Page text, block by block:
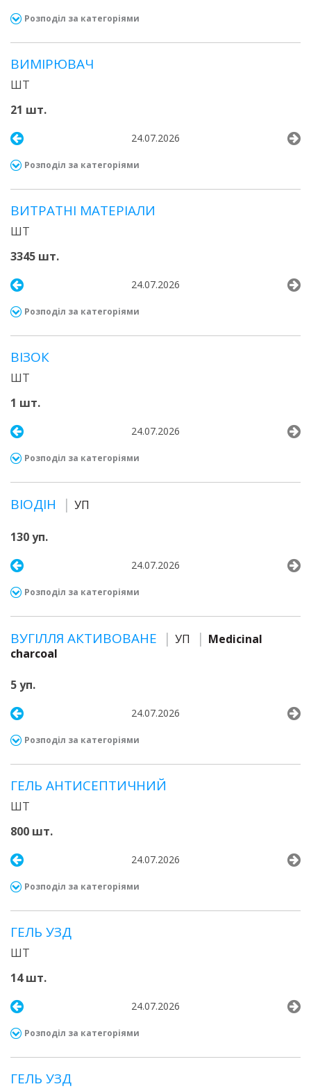
Розподіл за категоріями
ВИМІРЮВАЧ
ШТ
21 шт.
24.07.2026
Розподіл за категоріями
ВИТРАТНІ МАТЕРІАЛИ
ШТ
3345 шт.
24.07.2026
Розподіл за категоріями
ВІЗОК
ШТ
1 шт.
24.07.2026
Розподіл за категоріями
ВІОДІН УП
130 уп.
24.07.2026
Розподіл за категоріями
ВУГІЛЛЯ АКТИВОВАНЕ УП
Medicinal
charcoal
5 уп.
24.07.2026
Розподіл за категоріями
ГЕЛЬ АНТИСЕПТИЧНИЙ
ШТ
800 шт.
24.07.2026
Розподіл за категоріями
ГЕЛЬ УЗД
ШТ
14 шт.
24.07.2026
Розподіл за категоріями
ГЕЛЬ УЗД